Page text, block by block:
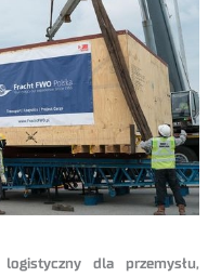
dla przemysłu,